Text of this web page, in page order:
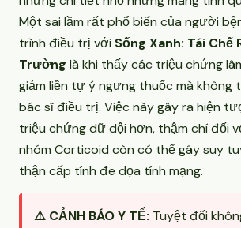
Một sai lầm rất phổ biến của người
trình điều trị với Sống Xanh: Tái Chế
Trường là khi thấy các triệu chứng
giảm liền tự ý ngưng thuốc mà không
bác sĩ điều trị. Việc này gây ra hiện
triệu chứng dữ dội hơn, thậm chí đối
nhóm Corticoid còn có thể gây suy
thận cấp tính đe dọa tính mạng.
⚠️ CẢNH BÁO Y TẾ: Tuyệt đối